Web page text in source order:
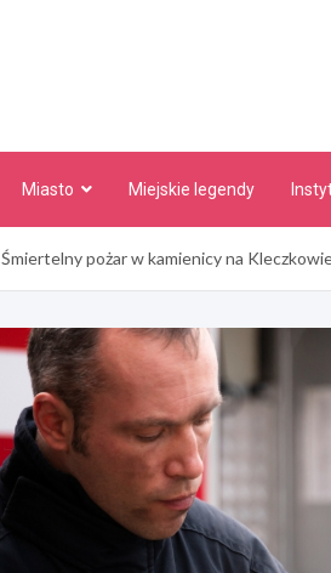
Miasto Miejskie legendy
Śmiertelny pożar w kamienicy na